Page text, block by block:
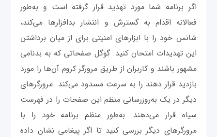
اگر برنامه شما مورد تهدید قرار گرفته است و به‌طور
فعالانه اقدام به گسترش و انتشار بدافزارها می‌کند،
شانس خود را با ابزارهای امنیتی برای از میان برداشتن
این تهدیدات امتحان کنید. گوگل صفحاتی که به بدنامی
مشهور باشند و کاربران از طریق مرورگر کروم آن‌ها را مورد
بازدید قرار دهند را به سرعت مسدود می‌کند. مرورگرهای
دیگر در یک به‌روزرسانی منظم این صفحات را در فهرست
سیاه قرار می‌دهند. به‌طور منظم برنامه خود را با
مرورگرهای دیگر بررسی کنید تا اگر پیغامی نشان داده